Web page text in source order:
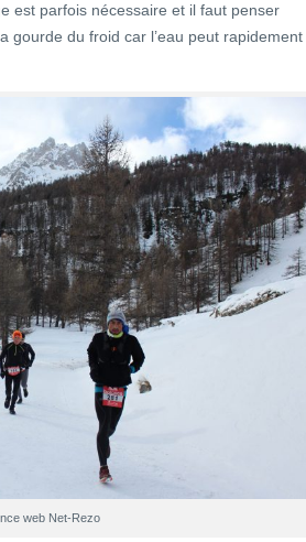
est parfois nécessaire et il faut penser
gourde du froid car l’eau peut rapidement
web Net-Rezo